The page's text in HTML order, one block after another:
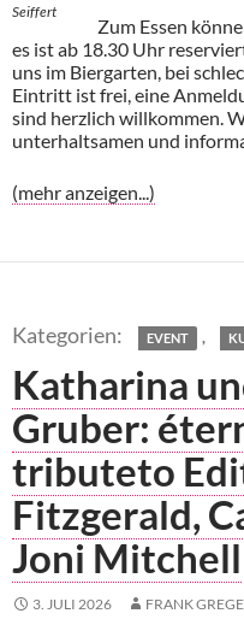
Seiffert
Zum Essen
es ist ab 18.30 Uhr
uns im Biergarten, bei
Eintritt ist frei, eine
sind herzlich willkommen.
unterhaltsamen und
(mehr anzeigen...)
EVENT ,
Katharina
Gruber:
tributeto
Fitzgerald,
Joni Mitchell
3. JULI 2026 FRANK